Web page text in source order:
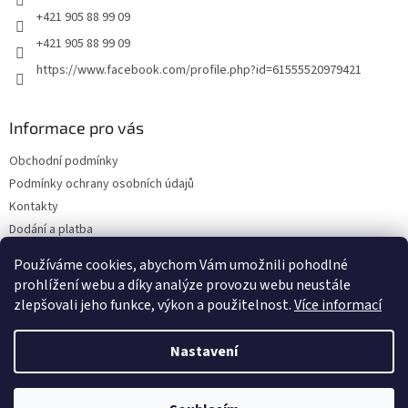
Používáme cookies, abychom Vám umožnili pohodlné
prohlížení webu a díky analýze provozu webu neustále
zlepšovali jeho funkce, výkon a použitelnost.Více informací
Nastavení
+421 905 88 99 09
+421 905 88 99 09
https://www.facebook.com/profile.php?id=61555520979421
Informace pro vás
Obchodní podmínky
Podmínky ochrany osobních údajů
Kontakty
Dodání a platba
Hodnocení obchodu
Vytvořil Shoptet